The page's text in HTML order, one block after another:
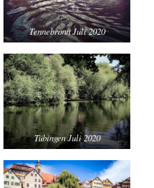
Tennebronn Juli 2020
Tübingen Juli 2020